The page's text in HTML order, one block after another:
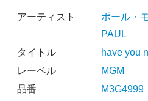
アーティスト ポール・
PAUL
タイトル
have you
レーベル
MGM
品番
M3G4999